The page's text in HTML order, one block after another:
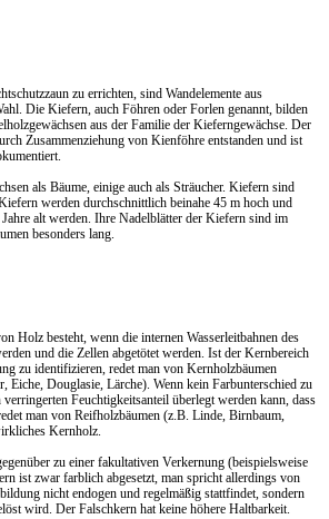
zu errichten, sind Wandelemente aus
Die Kiefern, auch Föhren oder Forlen genannt, bilden
aus der Familie der Kieferngewächse. Der
Zusammenziehung von Kienföhre entstanden und ist
als Bäume, einige auch als Sträucher. Kiefern sind
werden durchschnittlich beinahe 45 m hoch und
alt werden. Ihre Nadelblätter der Kiefern sind im
besonders lang.
Holz besteht, wenn die internen Wasserleitbahnen des
und die Zellen abgetötet werden. Ist der Kernbereich
zu identifizieren, redet man von Kernholzbäumen
Eiche, Douglasie, Lärche). Wenn kein Farbunterschied zu
Feuchtigkeitsanteil überlegt werden kann, dass
man von Reifholzbäumen (z.B. Linde, Birnbaum,
Kernholz.
zu einer fakultativen Verkernung (beispielsweise
ist zwar farblich abgesetzt, man spricht allerdings von
nicht endogen und regelmäßig stattfindet, sondern
wird. Der Falschkern hat keine höhere Haltbarkeit.